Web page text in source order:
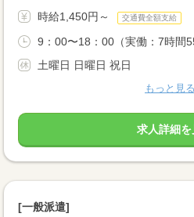
時給1,450円～ 交通費全額支給
9：00〜18：00（実働：7時間
土曜日 日曜日 祝日
もっと見る
求人詳細を
[一般派遣]